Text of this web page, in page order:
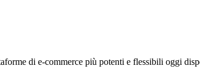
di e-commerce più potenti e flessibili oggi